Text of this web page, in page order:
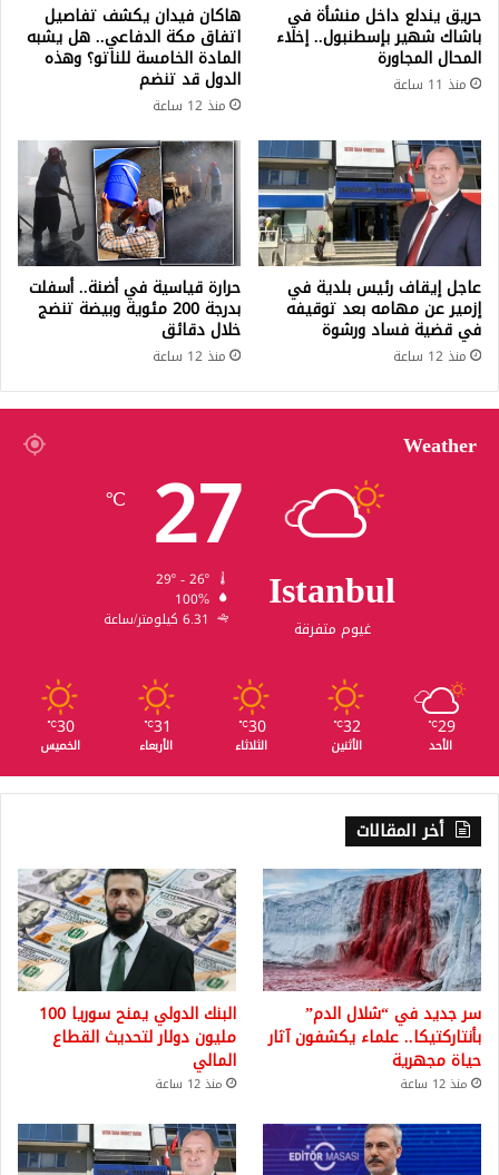
حريق يندلع داخل منشأة في
باشاك شهير بإسطنبول.. إخلاء
المحال المجاورة
منذ 11 ساعة
هاكان فيدان يكشف تفاصيل
اتفاق مكة الدفاعي.. هل يشبه
المادة الخامسة للناتو؟ وهذه
الدول قد تنضم
منذ 12 ساعة
عاجل إيقاف رئيس بلدية في
إزمير عن مهامه بعد توقيفه
في قضية فساد ورشوة
منذ 12 ساعة
حرارة قياسية في أضنة.. أسفلت
بدرجة 200 مئوية وبيضة تنضج
خلال دقائق
منذ 12 ساعة
Weather
Istanbul
غيوم متفرقة
27
℃
100%
6.31 كيلومتر/ساعة
29
℃
الأحد
32
℃
الأثنين
30
℃
الثلاثاء
31
℃
الأربعاء
30
℃
الخميس
أخر المقالات
سر جديد في “شلال الدم”
بأنتاركتيكا.. علماء يكشفون آثار
حياة مجهرية
منذ 12 ساعة
البنك الدولي يمنح سوريا 100
مليون دولار لتحديث القطاع
المالي
منذ 12 ساعة